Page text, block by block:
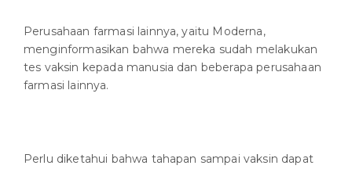
Perusahaan farmasi lainnya, yaitu Moderna,
menginformasikan bahwa mereka sudah melakukan
tes vaksin kepada manusia dan beberapa perusahaan
farmasi lainnya.
Perlu diketahui bahwa tahapan sampai vaksin dapat